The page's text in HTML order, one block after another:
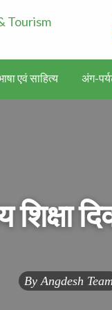
एवं साहित्य अंग-
By Angdesh Team